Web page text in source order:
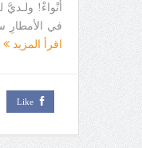
في الأمطارِ
اقرأ المزيد
Like